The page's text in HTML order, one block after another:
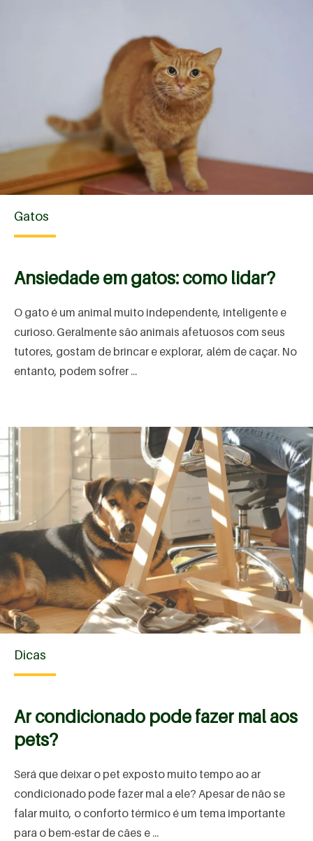
Gatos
Ansiedade em gatos: como lidar?
O gato é um animal muito independente, inteligente e
curioso. Geralmente são animais afetuosos com seus
tutores, gostam de brincar e explorar, além de caçar. No
entanto, podem sofrer ...
Dicas
Ar condicionado pode fazer mal aos
pets?
Será que deixar o pet exposto muito tempo ao ar
condicionado pode fazer mal a ele? Apesar de não se
falar muito, o conforto térmico é um tema importante
para o bem-estar de cães e ...